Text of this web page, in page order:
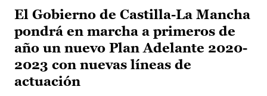
El Gobierno de Castilla-La Mancha
pondrá en marcha a primeros de
año un nuevo Plan Adelante 2020-
2023 con nuevas líneas de
actuación